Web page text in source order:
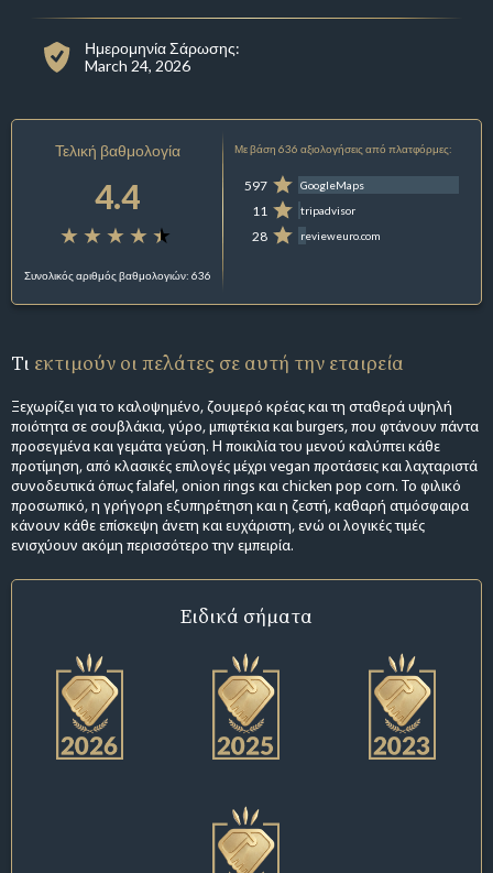
Ημερομηνία Σάρωσης:
March 24, 2026
Τελική βαθμολογία
4.4
Συνολικός αριθμός βαθμολογιών: 636
Με βάση 636 αξιολογήσεις από πλατφόρμες:
597 GoogleMaps
11 tripadvisor
28 revieweuro.com
Τι εκτιμούν οι πελάτες σε αυτή την εταιρεία
Ξεχωρίζει για το καλοψημένο, ζουμερό κρέας και τη σταθερά υψηλή
ποιότητα σε σουβλάκια, γύρο, μπιφτέκια και burgers, που φτάνουν πάντα
προσεγμένα και γεμάτα γεύση. Η ποικιλία του μενού καλύπτει κάθε
προτίμηση, από κλασικές επιλογές μέχρι vegan προτάσεις και λαχταριστά
συνοδευτικά όπως falafel, onion rings και chicken pop corn. Το φιλικό
προσωπικό, η γρήγορη εξυπηρέτηση και η ζεστή, καθαρή ατμόσφαιρα
κάνουν κάθε επίσκεψη άνετη και ευχάριστη, ενώ οι λογικές τιμές
ενισχύουν ακόμη περισσότερο την εμπειρία.
Ειδικά σήματα